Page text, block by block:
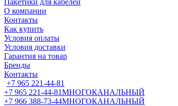
Пакетики для кабелей
О компании
Контакты
Как купить
Условия оплаты
Условия доставки
Гарантия на товар
Бренды
Контакты
+7 965 221-44-81
+7 965 221-44-81МНОГОКАНАЛЬНЫЙ
+7 966 388-73-44МНОГОКАНАЛЬНЫЙ